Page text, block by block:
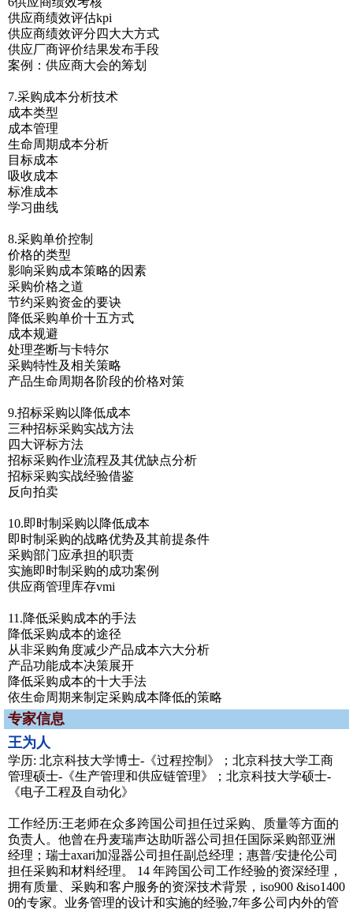
供应商绩效评估kpi
供应商绩效评分四大大方式
供应厂商评价结果发布手段
案例：供应商大会的筹划
7.采购成本分析技术
成本类型
成本管理
生命周期成本分析
目标成本
吸收成本
标准成本
学习曲线
8.采购单价控制
价格的类型
影响采购成本策略的因素
采购价格之道
节约采购资金的要诀
降低采购单价十五方式
成本规避
处理垄断与卡特尔
采购特性及相关策略
产品生命周期各阶段的价格对策
9.招标采购以降低成本
三种招标采购实战方法
四大评标方法
招标采购作业流程及其优缺点分析
招标采购实战经验借鉴
反向拍卖
10.即时制采购以降低成本
即时制采购的战略优势及其前提条件
采购部门应承担的职责
实施即时制采购的成功案例
供应商管理库存vmi
11.降低采购成本的手法
降低采购成本的途径
从非采购角度减少产品成本六大分析
产品功能成本决策展开
降低采购成本的十大手法
依生命周期来制定采购成本降低的策略
专家信息
王为人
学历: 北京科技大学博士-《过程控制》；北京科技大学工商
管理硕士-《生产管理和供应链管理》；北京科技大学硕士-
《电子工程及自动化》
工作经历:王老师在众多跨国公司担任过采购、质量等方面的
负责人。他曾在丹麦瑞声达助听器公司担任国际采购部亚洲
经理；瑞士axari加湿器公司担任副总经理；惠普/安捷伦公司
担任采购和材料经理。 14 年跨国公司工作经验的资深经理，
拥有质量、采购和客户服务的资深技术背景，iso900 &iso1400
0的专家。业务管理的设计和实施的经验,7年多公司内外的管